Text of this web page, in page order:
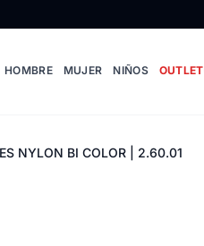
HOMBRE MUJER NIÑOS OUTLET
NYLON BI COLOR | 2.60.01